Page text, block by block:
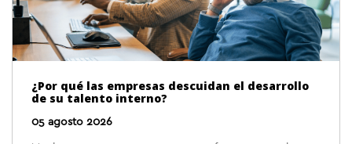
¿Por qué las empresas descuidan el desarrollo
de su talento interno?
05 agosto 2026